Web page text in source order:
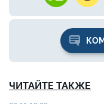
ЧИТАЙТЕ ТАКЖЕ